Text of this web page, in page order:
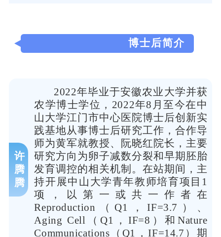
博士后简介
许
腾
腾
2022年毕业于安徽农业大学并获
农学博士学位，2022年8月至今在中
山大学江门市中心医院博士后创新实
践基地从事博士后研究工作，合作导
师为黄军就教授、阮晓红院长，主要
研究方向为卵子减数分裂和早期胚胎
发育调控的相关机制。在站期间，主
持开展中山大学青年教师培育项目1
项，以第一或共一作者在
Reproduction（Q1，IF=3.7）、
Aging Cell（Q1，IF=8）和Nature
Communications（Q1，IF=14.7）期